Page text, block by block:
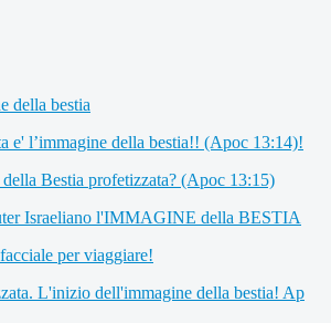
della bestia
e' l’immagine della bestia!! (Apoc 13:14)!
Bestia profetizzata? (Apoc 13:15)
Israeliano l'IMMAGINE della BESTIA
per viaggiare!
L'inizio dell'immagine della bestia! Ap